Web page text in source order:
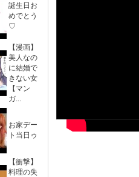
誕生日お
めでとう
♡
【漫画】
美人なの
に結婚で
きない女
【マン
ガ...
お家デー
ト当日ゥ
【衝撃】
料理の失